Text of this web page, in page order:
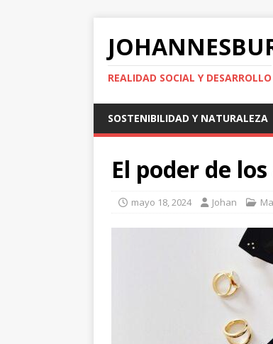
REALIDAD SOCIAL Y DESARROLLO
SOSTENIBILIDAD Y NATURALEZA
El poder de
mayo 18, 2024 Johan